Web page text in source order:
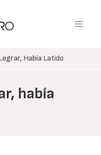
Había Latido
había